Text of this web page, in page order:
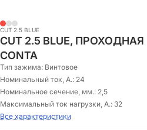
CUT 2.5 BLUE
CUT 2.5 BLUE,
CONTA
Тип зажима: Винтовое
Номинальный ток, А.: 24
Номинальное сечение, мм.: 2,5
Максимальный ток нагрузки, А.: 32
Все характеристики